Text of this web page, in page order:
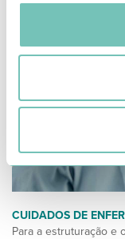
CUIDADOS DE
Para a estruturação e